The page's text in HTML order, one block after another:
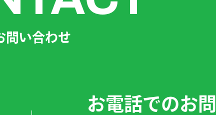
問い合わせ
お電話でのお